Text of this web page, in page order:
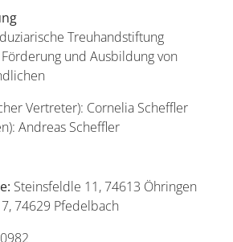
Treuhandstiftung
und Ausbildung von
Vertreter): Cornelia Scheffler
Andreas Scheffler
Steinsfeldle 11, 74613 Öhringen
74629 Pfedelbach